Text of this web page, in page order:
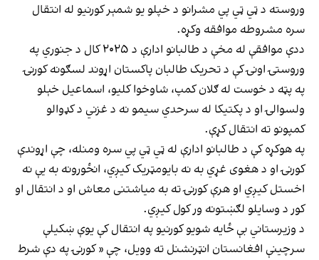
وروسته د ټي ټي پي مشرانو د خپلو یو شمېر کورنیو له انتقال
سره مشروطه موافقه وکړه.
ددې موافقې له مخې د طالبانو ادارې د ۲۰۲۵ کال د جنوري په
وروستۍ اونۍ کې د تحریک طالبان پاکستان اړوند لسګونه کورنۍ
په پټه د خوست له ګلان کمپ، شاوخوا کلیو، اسماعیل خېلو
ولسوالۍ او د پکتیکا له سرحدي سیمو نه د غزني د کډوالو
کمپونو ته انتقال کړې.
په هوکړه کې د طالبانو ادارې له ټي ټي پي سره ومنله، چې اړوندې
کورنۍ او د هغوی غړي به نه بایومټریک کیږي، انځورونه به یې نه
اخستل کیږي او هرې کورنۍ ته به میاشتنی معاش او د انتقال او
کور د وسایلو لګښتونه ور کول کیږي.
د وزیرستاني بې ځایه شویو کورنیو په انتقال کې یوې ښکیلې
سرچینې افغانستان انټرنشنل ته وویل، چې « کورنۍ په دې شرط